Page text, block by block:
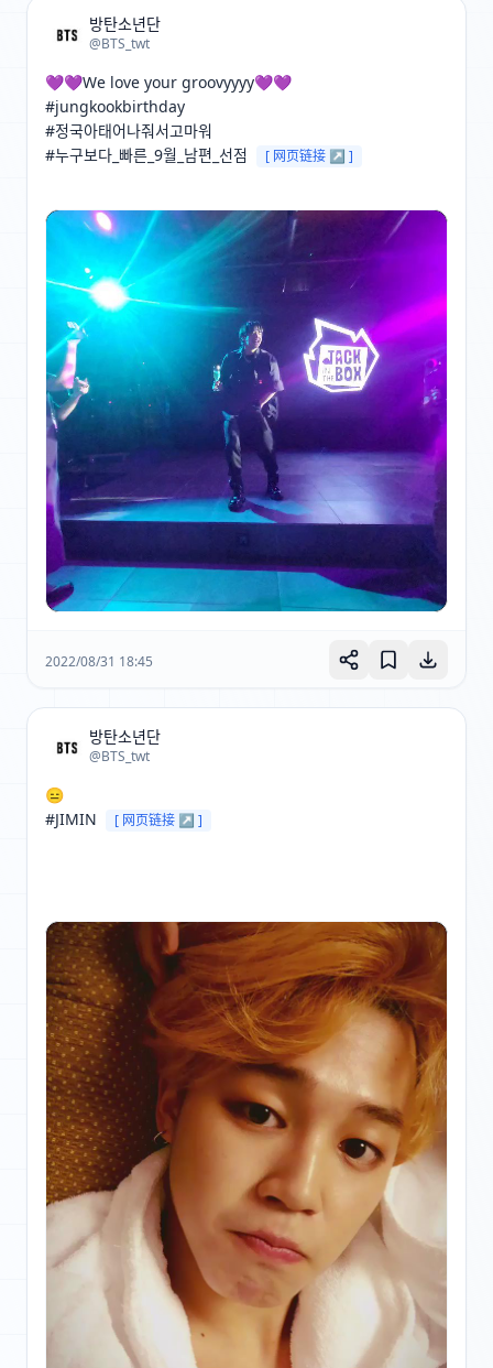
방탄소년단
@BTS_twt
💜💜We love your groovyyyy💜💜
#jungkookbirthday
#정국아태어나줘서고마워
#누구보다_빠른_9월_남편_선점
[ 网页链接 ↗ ]
2022/08/31 18:45
방탄소년단
@BTS_twt
😑
#JIMIN
[ 网页链接 ↗ ]